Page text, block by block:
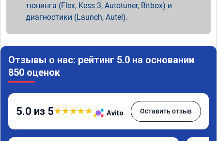
тюнинга (Flex, Kess 3, Autotuner, Bitbox) и
диагностики (Launch, Autel).
Отзывы о нас: рейтинг 5.0 на основании
850 оценок
5.0 из 5★★★★★ Avito Оставить отзыв